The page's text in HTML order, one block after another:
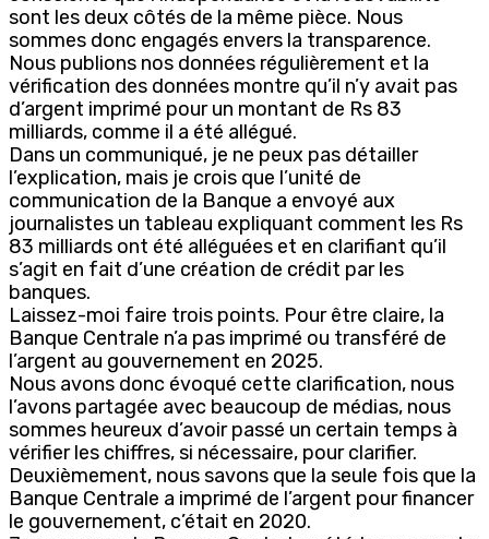
sont les deux côtés de la même pièce. Nous
sommes donc engagés envers la transparence.
Nous publions nos données régulièrement et la
vérification des données montre qu’il n’y avait pas
d’argent imprimé pour un montant de Rs 83
milliards, comme il a été allégué.
Dans un communiqué, je ne peux pas détailler
l’explication, mais je crois que l’unité de
communication de la Banque a envoyé aux
journalistes un tableau expliquant comment les Rs
83 milliards ont été alléguées et en clarifiant qu’il
s’agit en fait d’une création de crédit par les
banques.
Laissez-moi faire trois points. Pour être claire, la
Banque Centrale n’a pas imprimé ou transféré de
l’argent au gouvernement en 2025.
Nous avons donc évoqué cette clarification, nous
l’avons partagée avec beaucoup de médias, nous
sommes heureux d’avoir passé un certain temps à
vérifier les chiffres, si nécessaire, pour clarifier.
Deuxièmement, nous savons que la seule fois que la
Banque Centrale a imprimé de l’argent pour financer
le gouvernement, c’était en 2020.